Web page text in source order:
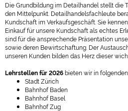
Die Grundbildung im Detailhandel stellt die
den Mittelpunkt. Detailhandelsfachleute
Kundschaft im Verkaufsgeschäft. Sie
Einkauf für unsere Kundschaft als echtes
sind für die ansprechende Präsentation
sowie deren Bewirtschaftung. Der
unseren Kunden bilden das Herz dieser
Lehrstellen für 2026bieten wir in
Stadt Zürich
Bahnhof Baden
Bahnhof Basel
Bahnhof Zug